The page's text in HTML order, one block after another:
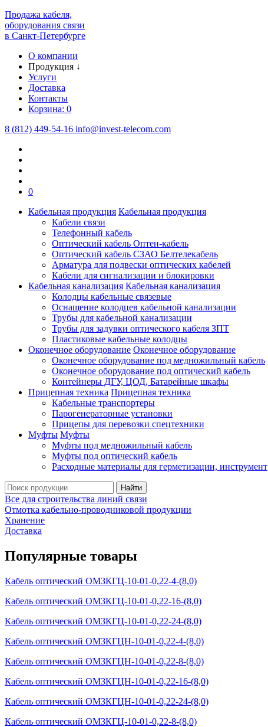
Продажа кабеля,
оборудования связи
в Санкт-Петербурге
О компании
Продукция ↓
Услуги
Доставка
Контакты
Корзина: 0
8 (812) 449-54-16 info@invest-telecom.com
0
Кабельная продукция Кабельная продукция
Кабели связи
Телефонный кабель
Оптический кабель Оптен-кабель
Оптический кабель СЗАО Белтелекабель
Арматура для подвески оптических кабелей
Кабели для сигнализации и блокировки
Кабельная канализация Кабельная канализация
Колодцы кабельные связевые
Оснащение колодцев кабельной канализации
Трубы для кабельной канализации
Трубы для задувки оптического кабеля ЗПТ
Пластиковые кабельные колодцы
Оконечное оборудование Оконечное оборудование
Оконечное оборудование под медножильный кабель
Оконечное оборудование под оптический кабель
Контейнеры ДГУ, ЦОД, Батарейные шкафы
Прицепная техника Прицепная техника
Кабельные транспортеры
Парогенераторные установки
Прицепы для перевозки спецтехники
Муфты Муфты
Муфты под медножильный кабель
Муфты под оптический кабель
Расходные материалы для герметизации, инструмент
Все для строительства линий связи
Отмотка кабельно-проводниковой продукции
Хранение
Доставка
Популярные товары
Кабель оптический ОМЗКГЦ-10-01-0,22-4-(8,0)
Кабель оптический ОМЗКГЦ-10-01-0,22-16-(8,0)
Кабель оптический ОМЗКГЦ-10-01-0,22-24-(8,0)
Кабель оптический ОМЗКГЦН-10-01-0,22-4-(8,0)
Кабель оптический ОМЗКГЦН-10-01-0,22-8-(8,0)
Кабель оптический ОМЗКГЦН-10-01-0,22-16-(8,0)
Кабель оптический ОМЗКГЦН-10-01-0,22-24-(8,0)
Кабель оптический ОМЗКГЦ-10-01-0,22-8-(8,0)